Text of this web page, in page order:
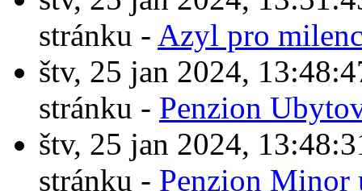
stránku - Azyl pro
štv, 25 jan 2024,
stránku - Penzion
štv, 25 jan 2024,
stránku - Penzion Minor